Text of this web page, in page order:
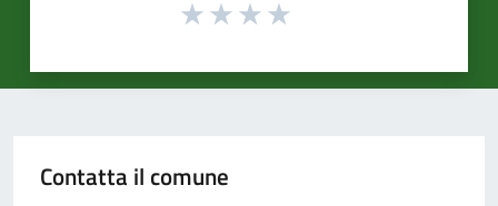
Contatta il comune